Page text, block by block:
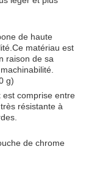
de haute
matériau est
raison de sa
g)
est comprise entre
résistante à
de chrome